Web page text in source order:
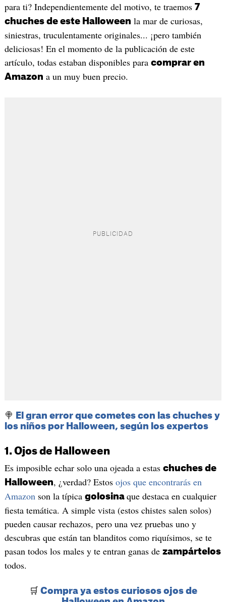
para ti? Independientemente del motivo, te traemos 7
chuches de este Halloween la mar de curiosas,
siniestras, truculentamente originales... ¡pero también
deliciosas! En el momento de la publicación de este
artículo, todas estaban disponibles para comprar en
Amazon a un muy buen precio.
🍭
El gran error que cometes con las chuches y
los niños por Halloween, según los expertos
1. Ojos de Halloween
Es imposible echar solo una ojeada a estas chuches de
Halloween, ¿verdad? Estos ojos que encontrarás en
Amazonson la típica golosina que destaca en cualquier
fiesta temática. A simple vista (estos chistes salen solos)
pueden causar rechazos, pero una vez pruebas uno y
descubras que están tan blanditos como riquísimos, se te
pasan todos los males y te entran ganas de zampártelos
todos.
🛒 Compra ya estos curiosos ojos de